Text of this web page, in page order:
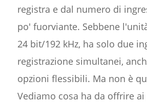
registra e dal numero di
po' fuorviante. Sebbene
24 bit/192 kHz, ha solo due
registrazione simultanei,
opzioni flessibili. Ma non è
Vediamo cosa ha da offrire